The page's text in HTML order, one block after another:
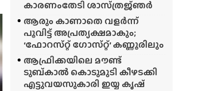
കാരണംതേടി ശാസ്‌ത്രജ്‌ഞർ
ആരും കാണാതെ വളർന്ന്
പൂവിട്ട് അപ്രത്യക്ഷമാകും;
‘ഫോറസ്‌റ്റ്‌ ഗോസ്‌റ്റ്’ കണ്ണൂരിലും
ആഫ്രിക്കയിലെ മൗണ്ട്
ടുബ്‌കാൽ കൊടുമുടി കീഴടക്കി
എട്ടുവയസുകാരി ഇയ്യ കൃഷ്